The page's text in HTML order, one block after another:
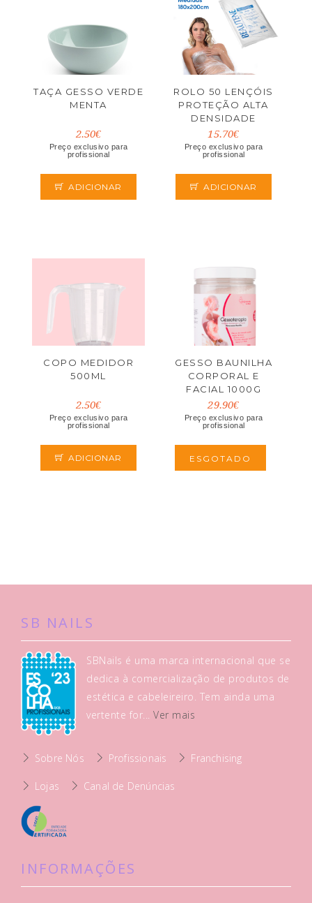
TAÇA GESSO VERDE
MENTA
2.50€
Preço exclusivo para
profissional
ADICIONAR
ROLO 50 LENÇÓIS
PROTEÇÃO ALTA
DENSIDADE
180X200CM
EUROSTIL
15.70€
Preço exclusivo para
profissional
ADICIONAR
COPO MEDIDOR
500ML
2.50€
Preço exclusivo para
profissional
ADICIONAR
GESSO BAUNILHA
CORPORAL E
FACIAL 1000G
29.90€
Preço exclusivo para
profissional
ESGOTADO
SB NAILS
SBNails é uma marca internacional que se
dedica à comercialização de produtos de
estética e cabeleireiro. Tem ainda uma
vertente for...Ver mais
Sobre Nós Profissionais Franchising
Lojas Canal de Denúncias
INFORMAÇÕES